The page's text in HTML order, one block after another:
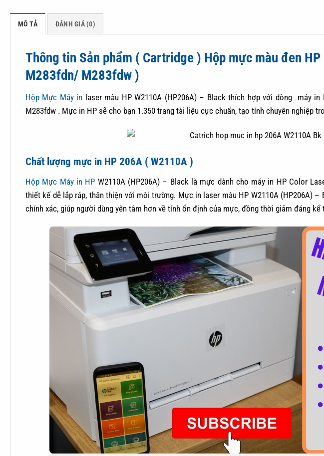
MÔ TẢ ĐÁNH GIÁ (0)
Thông tin Sản phẩm ( Cartridge ) Hộp mực màu đen
M283fdn/ M283fdw )
Hộp Mực Máy in laser màu HP W2110A (HP206A) – Black thích hợp với dòng máy
M283fdw . Mực in HP sẽ cho bạn 1.350 trang tài liệu cực chuẩn, tạo tính chuyên nghiệp
Chất lượng mực in HP 206A ( W2110A )
Hộp Mực Máy in HP W2110A (HP206A) – Black là mực dành cho máy in HP Color
thiết kế dễ lắp ráp, thân thiện với môi trường. Mực in laser màu HP W2110A (HP206A)
chính xác, giúp người dùng yên tâm hơn về tính ổn định của mực, đồng thời giảm đáng kể